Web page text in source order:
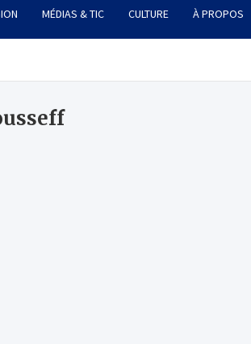
MÉDIAS & TIC CULTURE À PROPOS